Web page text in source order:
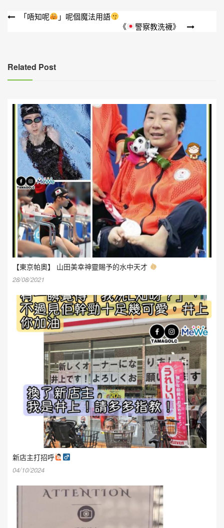
文
覽
「唔知呢
」呢個魔法用語
《
警察教洗襪》
Related Post
【東京帕奧】 山田美幸神靈賜予的水中天才
28/08/2021
新店主打招呼
04/10/2024